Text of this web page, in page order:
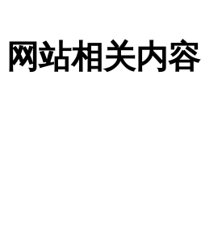
网站相关内容